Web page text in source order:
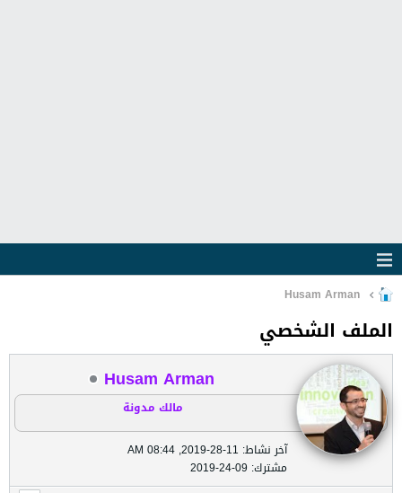
الملف الشخصي
Husam Arman
مالك مدونة
آخر نشاط: 11-28-2019, 08:44 AM
مشترك: 09-24-2019